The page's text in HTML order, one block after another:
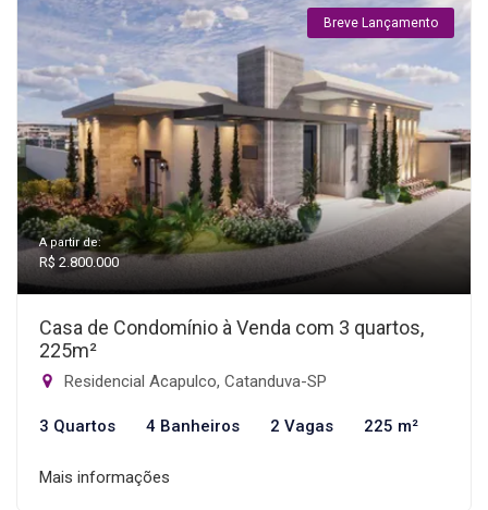
Breve Lançamento
A partir de:
R$ 2.800.000
Casa de Condomínio à Venda com 3 quartos,
225m²
Residencial Acapulco, Catanduva-SP
3 Quartos 4 Banheiros 2 Vagas 225 m²
Mais informações